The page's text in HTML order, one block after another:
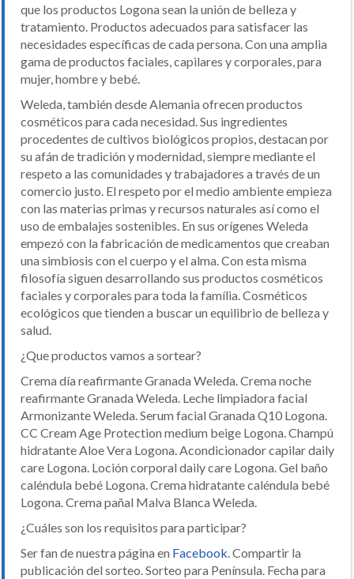
que los productos Logona sean la unión de belleza y
tratamiento. Productos adecuados para satisfacer las
necesidades específicas de cada persona. Con una amplia
gama de productos faciales, capilares y corporales, para
mujer, hombre y bebé.
Weleda, también desde Alemania ofrecen productos
cosméticos para cada necesidad. Sus ingredientes
procedentes de cultivos biológicos propios, destacan por
su afán de tradición y modernidad, siempre mediante el
respeto a las comunidades y trabajadores a través de un
comercio justo. El respeto por el medio ambiente empieza
con las materias primas y recursos naturales así como el
uso de embalajes sostenibles. En sus orígenes Weleda
empezó con la fabricación de medicamentos que creaban
una simbiosis con el cuerpo y el alma. Con esta misma
filosofía siguen desarrollando sus productos cosméticos
faciales y corporales para toda la família. Cosméticos
ecológicos que tienden a buscar un equilibrio de belleza y
salud.
¿Que productos vamos a sortear?
Crema día reafirmante Granada Weleda. Crema noche
reafirmante Granada Weleda. Leche limpiadora facial
Armonizante Weleda. Serum facial Granada Q10 Logona.
CC Cream Age Protection medium beige Logona. Champú
hidratante Aloe Vera Logona. Acondicionador capilar daily
care Logona. Loción corporal daily care Logona. Gel baño
caléndula bebé Logona. Crema hidratante caléndula bebé
Logona. Crema pañal Malva Blanca Weleda.
¿Cuáles son los requisitos para participar?
Ser fan de nuestra página en Facebook. Compartir la
publicación del sorteo. Sorteo para Península. Fecha para